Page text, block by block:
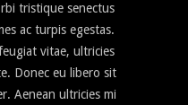
tristique senectus
ac turpis egestas.
vitae, ultricies
Donec eu libero sit
Aenean ultricies mi